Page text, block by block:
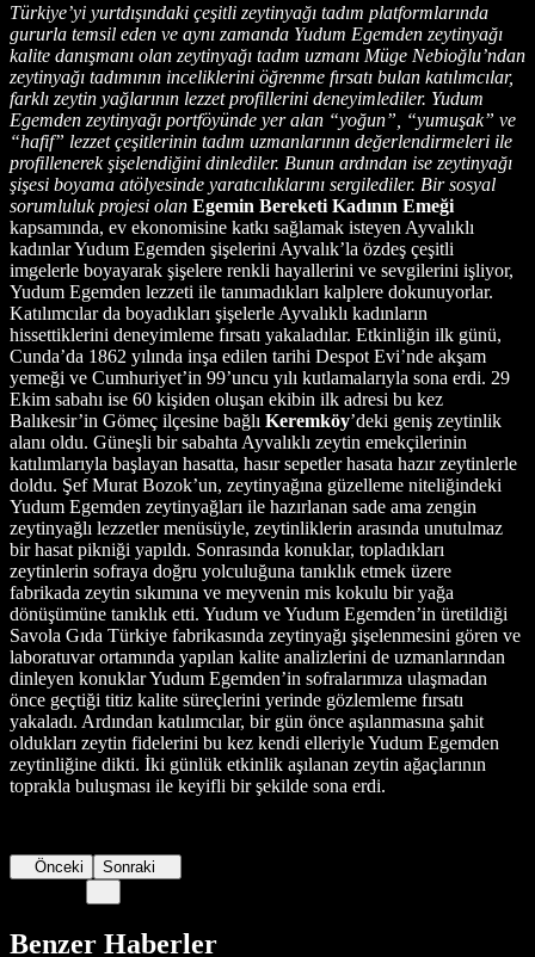
Türkiye’yi yurtdışındaki çeşitli zeytinyağı tadım platformlarında
gururla temsil eden ve aynı zamanda Yudum Egemden zeytinyağı
kalite danışmanı olan zeytinyağı tadım uzmanı Müge Nebioğlu’ndan
zeytinyağı tadımının inceliklerini öğrenme fırsatı bulan katılımcılar,
farklı zeytin yağlarının lezzet profillerini deneyimlediler. Yudum
Egemden zeytinyağı portföyünde yer alan “yoğun”, “yumuşak” ve
“hafif” lezzet çeşitlerinin tadım uzmanlarının değerlendirmeleri ile
profillenerek şişelendiğini dinlediler. Bunun ardından ise zeytinyağı
şişesi boyama atölyesinde yaratıcılıklarını sergilediler. Bir sosyal
sorumluluk projesi olan Egemin Bereketi Kadının Emeği
kapsamında, ev ekonomisine katkı sağlamak isteyen Ayvalıklı
kadınlar Yudum Egemden şişelerini Ayvalık’la özdeş çeşitli
imgelerle boyayarak şişelere renkli hayallerini ve sevgilerini işliyor,
Yudum Egemden lezzeti ile tanımadıkları kalplere dokunuyorlar.
Katılımcılar da boyadıkları şişelerle Ayvalıklı kadınların
hissettiklerini deneyimleme fırsatı yakaladılar. Etkinliğin ilk günü,
Cunda’da 1862 yılında inşa edilen tarihi Despot Evi’nde akşam
yemeği ve Cumhuriyet’in 99’uncu yılı kutlamalarıyla sona erdi. 29
Ekim sabahı ise 60 kişiden oluşan ekibin ilk adresi bu kez
Balıkesir’in Gömeç ilçesine bağlı Keremköy’deki geniş zeytinlik
alanı oldu. Güneşli bir sabahta Ayvalıklı zeytin emekçilerinin
katılımlarıyla başlayan hasatta, hasır sepetler hasata hazır zeytinlerle
doldu. Şef Murat Bozok’un, zeytinyağına güzelleme niteliğindeki
Yudum Egemden zeytinyağları ile hazırlanan sade ama zengin
zeytinyağlı lezzetler menüsüyle, zeytinliklerin arasında unutulmaz
bir hasat pikniği yapıldı. Sonrasında konuklar, topladıkları
zeytinlerin sofraya doğru yolculuğuna tanıklık etmek üzere
fabrikada zeytin sıkımına ve meyvenin mis kokulu bir yağa
dönüşümüne tanıklık etti. Yudum ve Yudum Egemden’in üretildiği
Savola Gıda Türkiye fabrikasında zeytinyağı şişelenmesini gören ve
laboratuvar ortamında yapılan kalite analizlerini de uzmanlarından
dinleyen konuklar Yudum Egemden’in sofralarımıza ulaşmadan
önce geçtiği titiz kalite süreçlerini yerinde gözlemleme fırsatı
yakaladı. Ardından katılımcılar, bir gün önce aşılanmasına şahit
oldukları zeytin fidelerini bu kez kendi elleriyle Yudum Egemden
zeytinliğine dikti. İki günlük etkinlik aşılanan zeytin ağaçlarının
toprakla buluşması ile keyifli bir şekilde sona erdi.
Önceki Sonraki
Benzer Haberler